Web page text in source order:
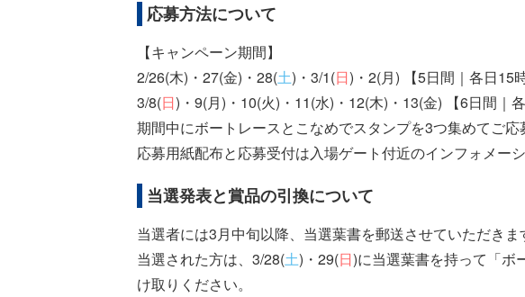
応募方法について
【キャンペーン期間】
2/26(木)・27(金)・28(土)・3/1(日)・2(月) 【5日間｜各日15
3/8(日)・9(月)・10(火)・11(水)・12(木)・13(金) 【6日間｜
期間中にボートレースとこなめでスタンプを3つ集めてご応
応募用紙配布と応募受付は入場ゲート付近のインフォメーシ
当選発表と賞品の引換について
当選者には3月中旬以降、当選葉書を郵送させていただきま
当選された方は、3/28(土)・29(日)に当選葉書を持って「ボ
け取りください。